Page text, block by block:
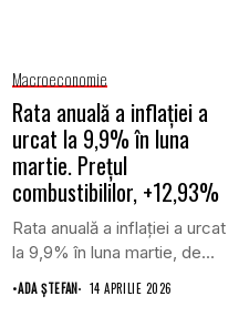
Macroeconomie
Rata anuală a inflației a
urcat la 9,9% în luna
martie. Prețul
combustibililor, +12,93%
Rata anuală a inflației a urcat
la 9,9% în luna martie, de...
•ADA ȘTEFAN 14 APRILIE 2026